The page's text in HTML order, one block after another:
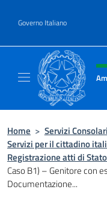
Governo Italiano
Intestazione
Home > Servizi
Servizi per il cittadino
Registrazione atti di
Caso B1) – Genitore con
Documentazione...